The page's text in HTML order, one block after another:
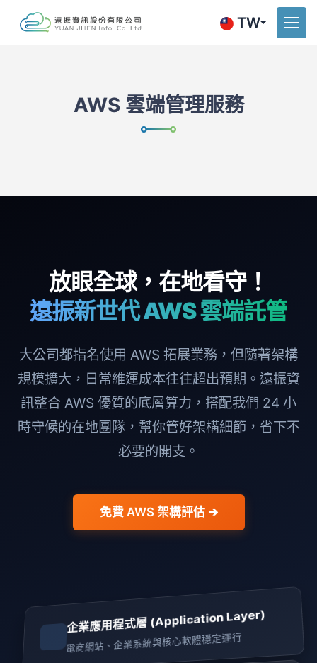
TW
AWS 雲端管理服務
放眼全球，在地看守！
遠振新世代 AWS 雲端託管
大公司都指名使用 AWS 拓展業務，但隨著架構
規模擴大，日常維運成本往往超出預期。遠振資
訊整合 AWS 優質的底層算力，搭配我們 24 小
時守候的在地團隊，幫你管好架構細節，省下不
必要的開支。
免費 AWS 架構評估 ➔
企業應用程式層 (Application Layer)
電商網站、企業系統與核心軟體穩定運行